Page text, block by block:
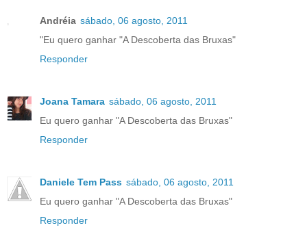
Andréia sábado, 06 agosto, 2011
"Eu quero ganhar "A Descoberta das Bruxas"
Responder
Joana Tamara sábado, 06 agosto, 2011
Eu quero ganhar "A Descoberta das Bruxas"
Responder
Daniele Tem Pass sábado, 06 agosto, 2011
Eu quero ganhar "A Descoberta das Bruxas"
Responder